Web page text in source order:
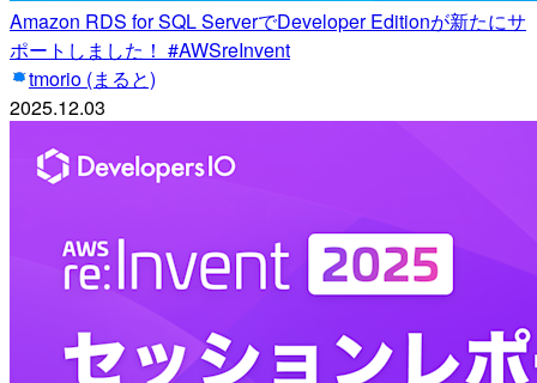
Amazon RDS for SQL ServerでDeveloper Editionが新たにサ
ポートしました！ #AWSreInvent
tmorio (まると)
2025.12.03